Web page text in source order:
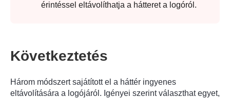
érintéssel eltávolíthatja a hátteret a logóról.
Következtetés
Három módszert sajátított el a háttér ingyenes
eltávolítására a logójáról. Igényei szerint választhat egyet,